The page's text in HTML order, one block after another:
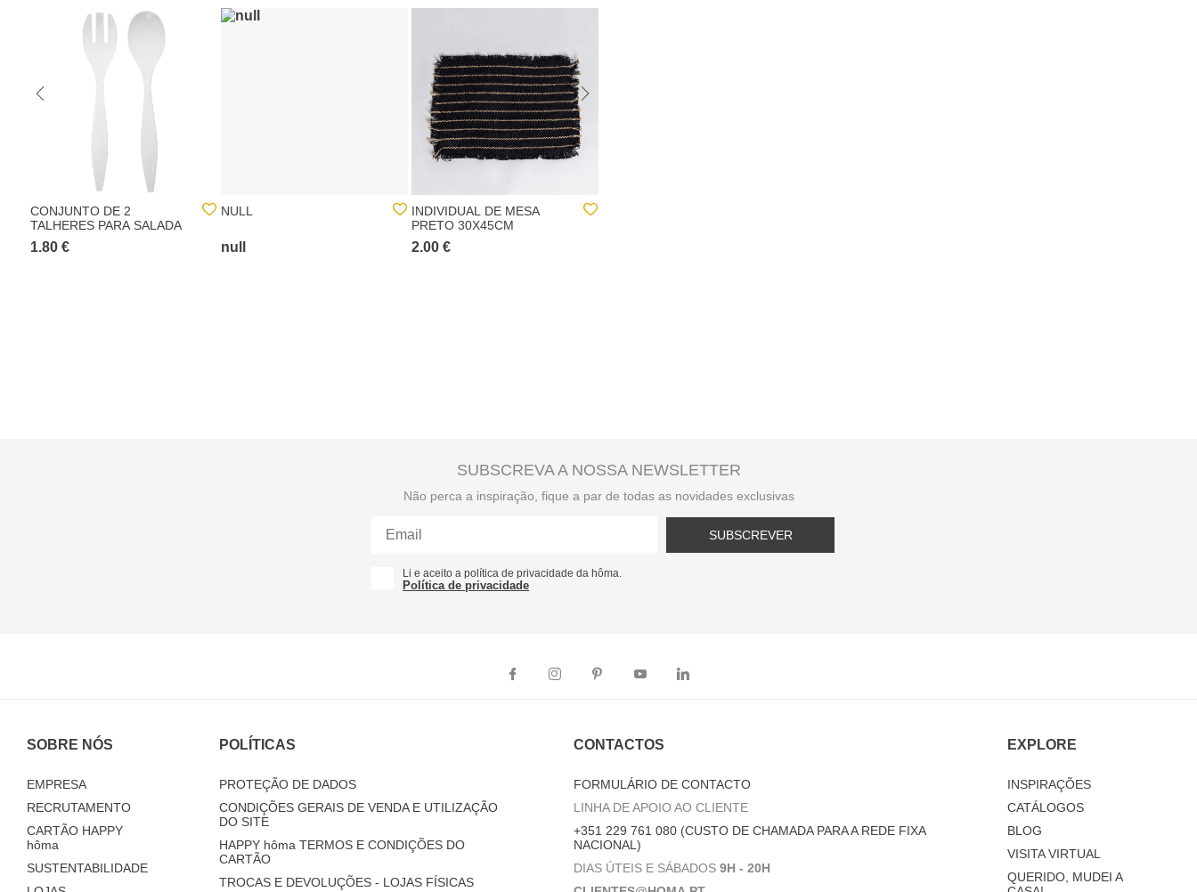
CONJUNTO DE 2
TALHERES PARA SALADA
1.80 €
NULL
null
INDIVIDUAL DE MESA
PRETO 30X45CM
2.00 €
SUBSCREVA A NOSSA NEWSLETTER
Não perca a inspiração, fique a par de todas as novidades exclusivas
SUBSCREVER
Li e aceito a política de privacidade da hôma.
Política de privacidade
SOBRE NÓS
EMPRESA
RECRUTAMENTO
CARTÃO HAPPY
hôma
SUSTENTABILIDADE
POLÍTICAS
PROTEÇÃO DE DADOS
CONDIÇÕES GERAIS DE VENDA E UTILIZAÇÃO
DO SITE
HAPPY hôma TERMOS E CONDIÇÕES DO
CARTÃO
TROCAS E DEVOLUÇÕES - LOJAS FÍSICAS
CONTACTOS
FORMULÁRIO DE CONTACTO
LINHA DE APOIO AO CLIENTE
+351 229 761 080 (CUSTO DE CHAMADA PARA A REDE FIXA
NACIONAL)
DIAS ÚTEIS E SÁBADOS 9H - 20H
EXPLORE
INSPIRAÇÕES
CATÁLOGOS
BLOG
VISITA VIRTUAL
QUERIDO, MUDEI A